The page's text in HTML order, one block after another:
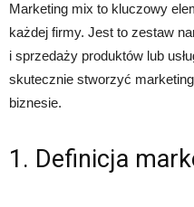
Marketing mix to kluczowy
każdej firmy. Jest to zestaw
i sprzedaży produktów lub
skutecznie stworzyć
biznesie.
1. Definicja